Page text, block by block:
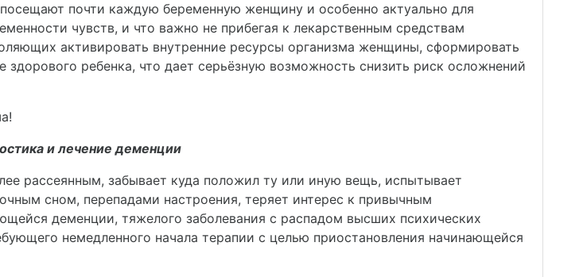
почти каждую беременную женщину и особенно актуально для
чувств, и что важно не прибегая к лекарственным средствам
активировать внутренние ресурсы организма женщины, сформировать
ребенка, что дает серьёзную возможность снизить риск осложнений
и лечение деменции
рассеянным, забывает куда положил ту или иную вещь, испытывает
сном, перепадами настроения, теряет интерес к привычным
деменции, тяжелого заболевания с распадом высших психических
немедленного начала терапии с целью приостановления начинающейся